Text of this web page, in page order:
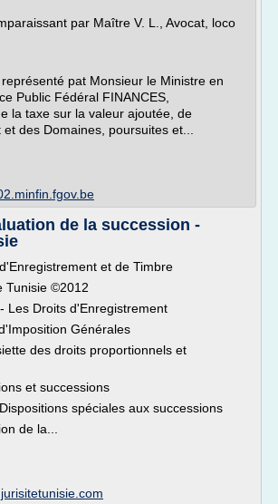
par Maître V. L., Avocat, loco
représenté pat Monsieur le Ministre en
Public Fédéral FINANCES,
la taxe sur la valeur ajoutée, de
des Domaines, poursuites et...
de la succession -
et de Timbre
Tunisie ©2012
Les Droits d'Enregistrement
Générales
des droits proportionnels et
et successions
spéciales aux successions
de la...